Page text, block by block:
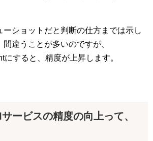
ーショットだと判断の仕方までは示し
違うことが多いのですが、
にすると、精度が上昇します。
ービスの精度の向上って、